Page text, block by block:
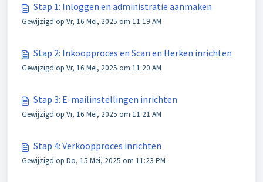
Stap 1: Inloggen en administratie aanmaken
Gewijzigd op Vr, 16 Mei, 2025 om 11:19 AM
Stap 2: Inkoopproces en Scan en Herken inrichten
Gewijzigd op Vr, 16 Mei, 2025 om 11:20 AM
Stap 3: E-mailinstellingen inrichten
Gewijzigd op Vr, 16 Mei, 2025 om 11:21 AM
Stap 4: Verkoopproces inrichten
Gewijzigd op Do, 15 Mei, 2025 om 11:23 PM